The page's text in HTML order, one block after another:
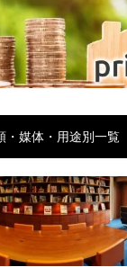
・媒体・用途別一覧